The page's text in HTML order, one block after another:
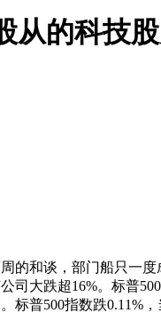
从的科技
和谈，部门船只一度
司大跌超16%。标普
标普500指数跌0.11%